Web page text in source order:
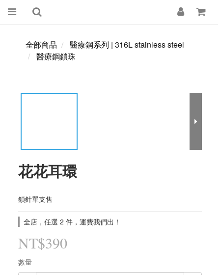
全部商品
醫療鋼系列 | 316L stainless steel
醫療鋼鎖珠
花花耳環
鎖針單支售
全店，任選 2 件，運費我們出！
NT$390
數量